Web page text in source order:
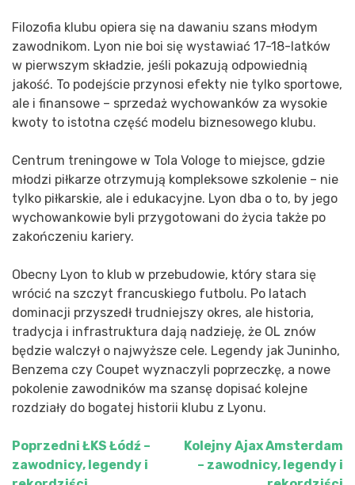
Filozofia klubu opiera się na dawaniu szans młodym
zawodnikom. Lyon nie boi się wystawiać 17-18-latków
w pierwszym składzie, jeśli pokazują odpowiednią
jakość. To podejście przynosi efekty nie tylko sportowe,
ale i finansowe – sprzedaż wychowanków za wysokie
kwoty to istotna część modelu biznesowego klubu.
Centrum treningowe w Tola Vologe to miejsce, gdzie
młodzi piłkarze otrzymują kompleksowe szkolenie – nie
tylko piłkarskie, ale i edukacyjne. Lyon dba o to, by jego
wychowankowie byli przygotowani do życia także po
zakończeniu kariery.
Obecny Lyon to klub w przebudowie, który stara się
wrócić na szczyt francuskiego futbolu. Po latach
dominacji przyszedł trudniejszy okres, ale historia,
tradycja i infrastruktura dają nadzieję, że OL znów
będzie walczył o najwyższe cele. Legendy jak Juninho,
Benzema czy Coupet wyznaczyli poprzeczkę, a nowe
pokolenie zawodników ma szansę dopisać kolejne
rozdziały do bogatej historii klubu z Lyonu.
Nawigacja
Poprzedni ŁKS Łódź –
zawodnicy, legendy i
KolejnyAjax Amsterdam
– zawodnicy, legendy i